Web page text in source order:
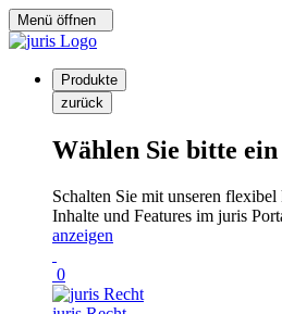
Menü öffnen
Produkte
zurück
Wählen Sie bitte
Schalten Sie mit unseren
Inhalte und Features im juris
anzeigen
0